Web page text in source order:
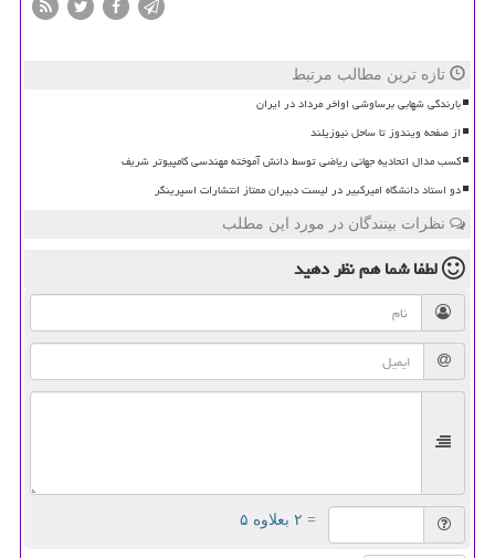
تازه ترین مطالب مرتبط
بارندگی شهابی برساوشی اواخر مرداد در ایران
از صفحه ویندوز تا ساحل نیوزیلند
کسب مدال اتحادیه جهانی ریاضی توسط دانش آموخته مهندسی کامپیوتر شریف
دو استاد دانشگاه امیرکبیر در لیست دبیران ممتاز انتشارات اسپرینگر
نظرات بینندگان در مورد این مطلب
لطفا شما همنظر دهید
= ۲ بعلاوه ۵